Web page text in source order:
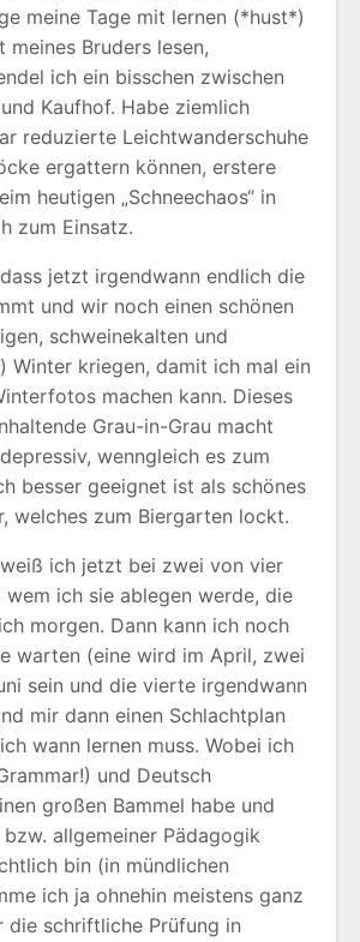
meine Tage mit lernen (*hust*)
meines Bruders lesen,
ich ein bisschen zwischen
Kaufhof. Habe ziemlich
reduzierte Leichtwanderschuhe
ergattern können, erstere
heutigen „Schneechaos“ in
zum Einsatz.
jetzt irgendwann endlich die
und wir noch einen schönen
schweinekalten und
Winter kriegen, damit ich mal ein
machen kann. Dieses
Grau-in-Grau macht
wenngleich es zum
besser geeignet ist als schönes
welches zum Biergarten lockt.
ich jetzt bei zwei von vier
wem ich sie ablegen werde, die
morgen. Dann kann ich noch
warten (eine wird im April, zwei
sein und die vierte irgendwann
mir dann einen Schlachtplan
wann lernen muss. Wobei ich
und Deutsch
großen Bammel habe und
allgemeiner Pädagogik
bin (in mündlichen
ich ja ohnehin meistens ganz
die schriftliche Prüfung in